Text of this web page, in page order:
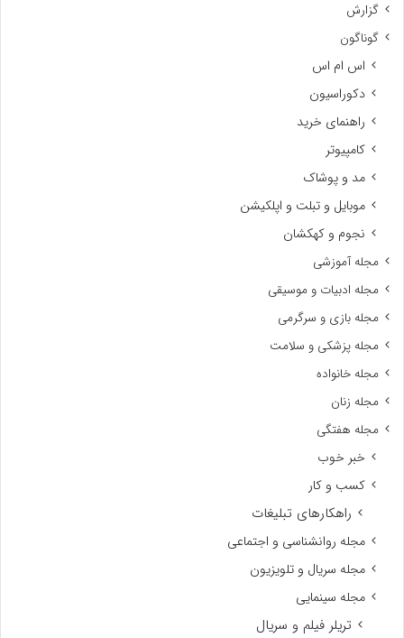
گزارش
گوناگون
اس ام اس
دکوراسیون
راهنمای خرید
کامپیوتر
مد و پوشاک
موبایل و تبلت و اپلکیشن
نجوم و کهکشان
مجله آموزشی
مجله ادبیات و موسیقی
مجله بازی و سرگرمی
مجله پزشکی و سلامت
مجله خانواده
مجله زنان
مجله هفتگی
خبر خوب
کسب و کار
راهکارهای تبلیغات
مجله روانشناسی و اجتماعی
مجله سریال و تلویزیون
مجله سینمایی
تریلر فیلم و سریال